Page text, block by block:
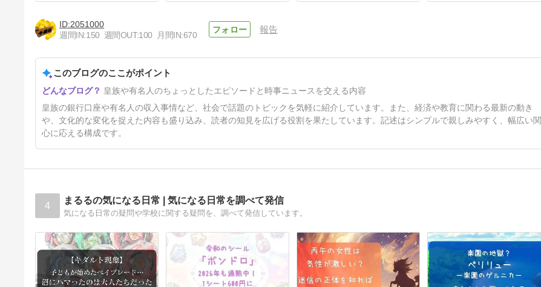
ックジルコニアとは！？
10ヶ月前
2051000
週間IN:150 週間OUT:100 月間IN:670
報告
このブログのここがポイント
皇族や有名人のちょっとしたエピソードと時事ニュースを交える内容
皇族の銀行口座や有名人の収入事情など、社会で話題のトピックを気軽に紹介しています。また、経済や教育に関わる最新の動き
や、文化的な変化を捉えた内容も盛り込み、読者の知見を広げる役割を果たしています。記述はシンプルで親しみやすく、幅広い関
心に応える構成です。
4 まるるの気になる日常 | 気になる日常を調べて発信
気になる日常の疑問や学校に関する疑問を、調べて発信しています。